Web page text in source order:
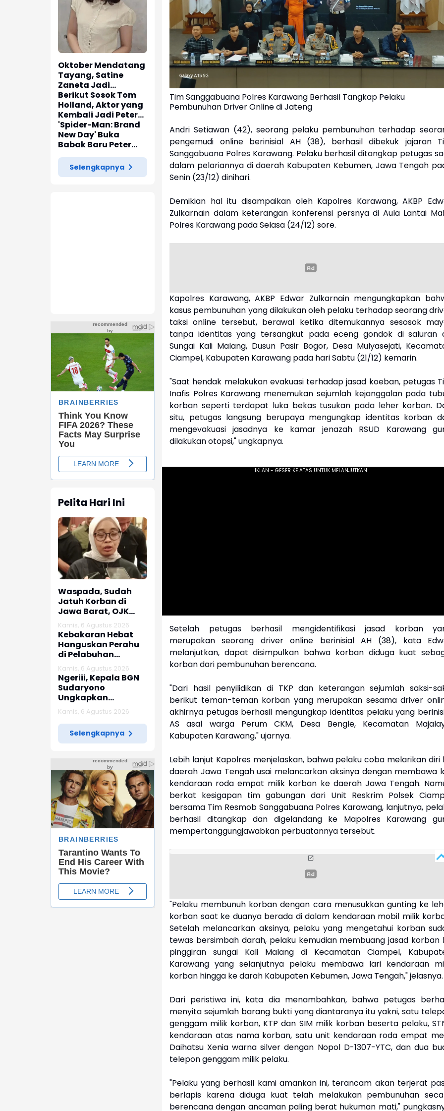
Oktober Mendatang
Tayang, Satine
Zaneta Jadi
Pemeran Utama Film
Siti Si Vampir
Berikut Sosok Tom
Holland, Aktor yang
Kembali Jadi Peter
Parker di 'Spider-
Man: Brand New Day'
'Spider-Man: Brand
New Day' Buka
Babak Baru Peter
Parker di Marvel
Cinematic Universe
Selengkapnya
Pelita Hari Ini
Waspada, Sudah
Jatuh Korban di
Jawa Barat, OJK
dan Polisi Ungkap
Dugaan Penipuan
Modus Titip Limit
Paylater
Kamis, 6 Agustus 2026
Kebakaran Hebat
Hanguskan Perahu
di Pelabuhan
Karangsong
Indramayu
Kamis, 6 Agustus 2026
Ngeriii, Kepala BGN
Sudaryono
Ungkapkan
Diketemukan Ada 6
Juta Data Ganda
Siswa Penerima MBG
Kamis, 6 Agustus 2026
Selengkapnya
Tim Sanggabuana Polres Karawang Berhasil Tangkap Pelaku
Pembunuhan Driver Online di Jateng
Andri Setiawan (42), seorang pelaku pembunuhan terhadap
pengemudi online berinisial AH (38), berhasil dibekuk jajaran
Sanggabuana Polres Karawang. Pelaku berhasil ditangkap petugas
dalam pelariannya di daerah Kabupaten Kebumen, Jawa Tengah
Senin (23/12) dinihari.
Demikian hal itu disampaikan oleh Kapolres Karawang, AKBP
Zulkarnain dalam keterangan konferensi persnya di Aula Lantai
Polres Karawang pada Selasa (24/12) sore.
Kapolres Karawang, AKBP Edwar Zulkarnain mengungkapkan
kasus pembunuhan yang dilakukan oleh pelaku terhadap seorang
taksi online tersebut, berawal ketika ditemukannya sesosok
tanpa identitas yang tersangkut pada eceng gondok di saluran
Sungai Kali Malang, Dusun Pasir Bogor, Desa Mulyasejati,
Ciampel, Kabupaten Karawang pada hari Sabtu (21/12) kemarin.
"Saat hendak melakukan evakuasi terhadap jasad koeban, petugas
Inafis Polres Karawang menemukan sejumlah kejanggalan pada
korban seperti terdapat luka bekas tusukan pada leher korban.
situ, petugas langsung berupaya mengungkap identitas korban
mengevakuasi jasadnya ke kamar jenazah RSUD Karawang
dilakukan otopsi," ungkapnya.
Setelah petugas berhasil mengidentifikasi jasad korban
merupakan seorang driver online berinisial AH (38), kata
melanjutkan, dapat disimpulkan bahwa korban diduga kuat
korban dari pembunuhan berencana.
"Dari hasil penyilidikan di TKP dan keterangan sejumlah saksi-
berikut teman-teman korban yang merupakan sesama driver
akhirnya petugas berhasil mengungkap identitas pelaku yang
AS asal warga Perum CKM, Desa Bengle, Kecamatan
Kabupaten Karawang," ujarnya.
Lebih lanjut Kapolres menjelaskan, bahwa pelaku coba melarikan diri
daerah Jawa Tengah usai melancarkan aksinya dengan membawa
kendaraan roda empat milik korban ke daerah Jawa Tengah.
berkat kesigapan tim gabungan dari Unit Reskrim Polsek
bersama Tim Resmob Sanggabuana Polres Karawang, lanjutnya,
berhasil ditangkap dan digelandang ke Mapolres Karawang
mempertanggungjawabkan perbuatannya tersebut.
"Pelaku membunuh korban dengan cara menusukkan gunting ke
korban saat ke duanya berada di dalam kendaraan mobil milik
Setelah melancarkan aksinya, pelaku yang mengetahui korban
tewas bersimbah darah, pelaku kemudian membuang jasad korban
pinggiran sungai Kali Malang di Kecamatan Ciampel,
Karawang yang selanjutnya pelaku membawa lari kendaraan
korban hingga ke darah Kabupaten Kebumen, Jawa Tengah," jelasnya.
Dari peristiwa ini, kata dia menambahkan, bahwa petugas
menyita sejumlah barang bukti yang diantaranya itu yakni, satu
genggam milik korban, KTP dan SIM milik korban beserta pelaku,
kendaraan atas nama korban, satu unit kendaraan roda empat
Daihatsu Xenia warna silver dengan Nopol D-1307-YTC, dan dua
telepon genggam milik pelaku.
"Pelaku yang berhasil kami amankan ini, terancam akan terjerat
berlapis karena diduga kuat telah melakukan pembunuhan
berencana dengan ancaman paling berat hukuman mati,"